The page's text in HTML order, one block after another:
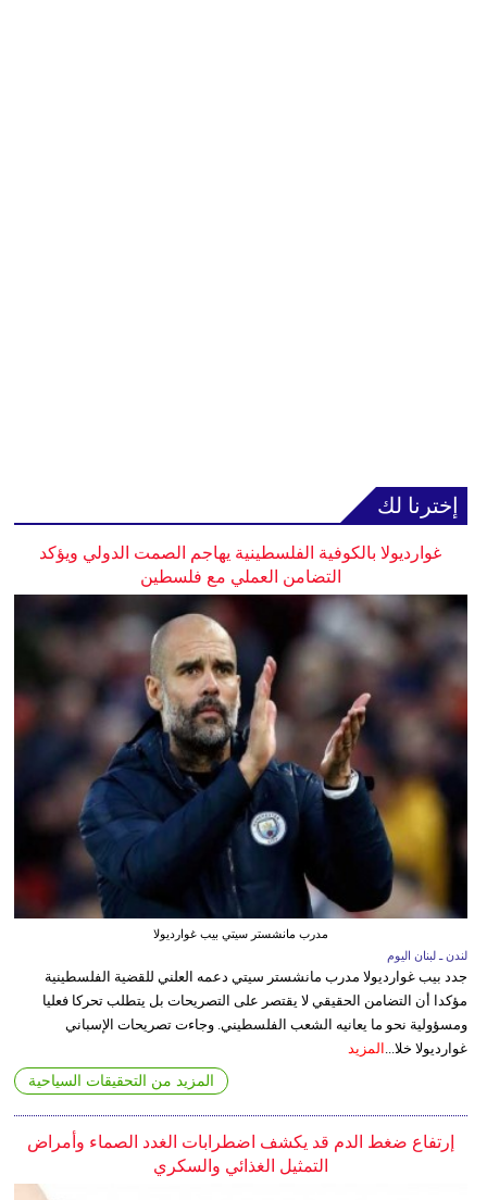
إخترنا لك
غوارديولا بالكوفية الفلسطينية يهاجم الصمت الدولي ويؤكد
التضامن العملي مع فلسطين
مدرب مانشستر سيتي بيب غوارديولا
لندن ـ لبنان اليوم
جدد بيب غوارديولا مدرب مانشستر سيتي دعمه العلني للقضية الفلسطينية
مؤكدا أن التضامن الحقيقي لا يقتصر على التصريحات بل يتطلب تحركا فعليا
ومسؤولية نحو ما يعانيه الشعب الفلسطيني. وجاءت تصريحات الإسباني
غوارديولا خلا... المزيد
المزيد من التحقيقات السياحية
إرتفاع ضغط الدم قد يكشف اضطرابات الغدد الصماء وأمراض
التمثيل الغذائي والسكري